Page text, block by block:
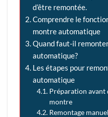
d’être remontée.
Comprendre le
montre automatique
Quand faut-il
automatique?
Les étapes pour
automatique
Préparation avant
montre
Remontage